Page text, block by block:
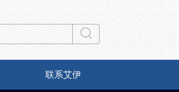
联系艾伊